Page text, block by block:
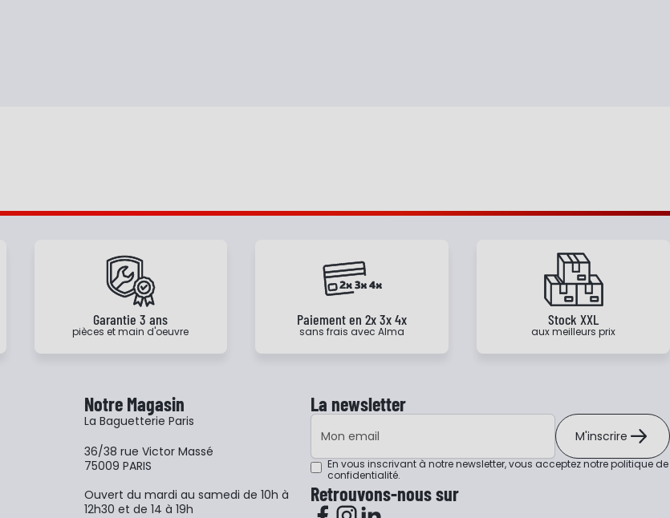
Garantie 3 ans
pièces et main d'oeuvre
Paiement en 2x 3x 4x
sans frais avec Alma
Stock XXL
aux meilleurs prix
Notre Magasin
La Baguetterie Paris
36/38 rue Victor Massé
75009 PARIS
Ouvert du mardi au samedi de 10h à
12h30 et de 14 à 19h
La newsletter
Adresse e-mail
M'inscrire
En vous inscrivant à notre newsletter, vous acceptez notrepolitique de
confidentialité.
Retrouvons-nous sur